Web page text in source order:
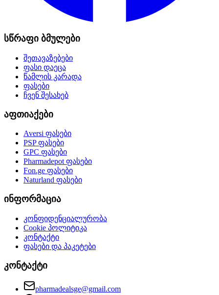
სწრაფი ბმულები
შეთავაზებები
ფასი დაეცა
წამლის კარადა
ფასები
ჩვენ შესახებ
აფთიაქები
Aversi ფასები
PSPფასები
GPC ფასები
Pharmadepotფასები
Fon.ge ფასები
Naturland ფასები
ინფორმაცია
კონფიდენციალურობა
Cookie პოლიტიკა
კონტაქტი
ფასები და პაკეტები
კონტაქტი
pharmadealsge@gmail.com